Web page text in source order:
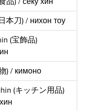
本刀) / нихон тоу
(宝飾品)
) / кимоно
(キッチン用品)